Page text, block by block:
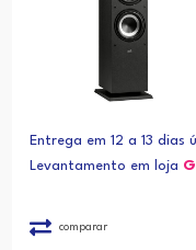
Entrega em 12 a 13 dias
Levantamento em loja
comparar